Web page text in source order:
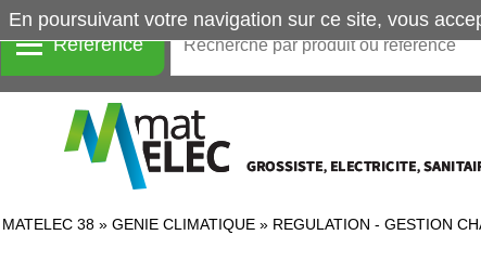
Référence
MATELEC 38 » GENIE CLIMATIQUE » REGULATION - GESTION
En poursuivant votre navigation sur ce site, vous